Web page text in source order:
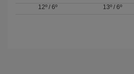
12º /6º
13º / 6º